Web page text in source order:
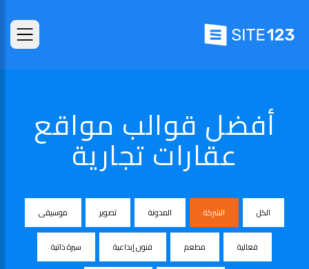
أفضل قوالب مواقع
عقارات تجارية
الكل الشركة المدونة تصوير موسيقى
فعالية مطعم فنون إبداعية سيرة ذاتية